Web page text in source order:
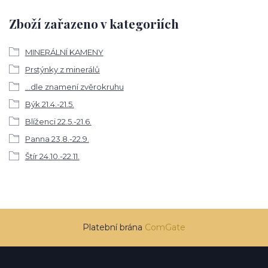
Zboží zařazeno v kategoriích
MINERÁLNÍ KAMENY
Prstýnky z minerálů
...dle znamení zvěrokruhu
Býk 21.4.-21.5.
Blíženci 22.5.-21.6.
Panna 23.8.-22.9.
Štír 24.10.-22.11.
Platební brána ComGate